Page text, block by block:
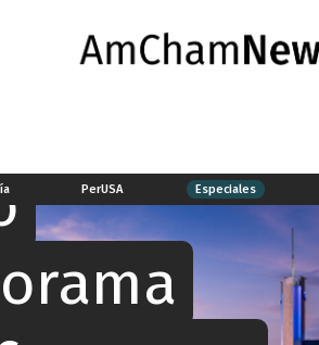
PerUSA Especiales